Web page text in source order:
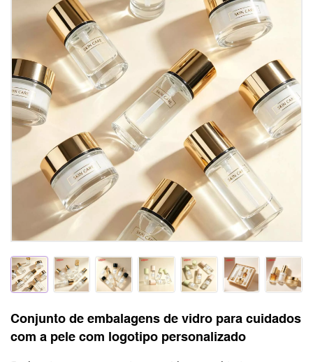
Conjunto de embalagens de vidro para cuidados
com a pele com logotipo personalizado